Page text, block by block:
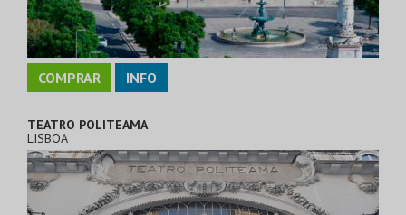
COMPRAR INFO
TEATRO POLITEAMA
LISBOA